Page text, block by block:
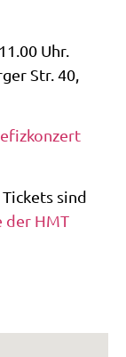
Uhr.
Str. 40,
sind
der HMT